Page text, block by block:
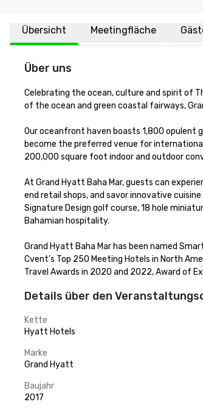
Übersicht Meetingfläche
Über uns
Celebrating the ocean, culture and spirit of
of the ocean and green coastal fairways,
Our oceanfront haven boasts 1,800 opulent
become the preferred venue for
200,000 square foot indoor and outdoor
At Grand Hyatt Baha Mar, guests can
end retail shops, and savor innovative
Signature Design golf course, 18 hole
Bahamian hospitality.
Grand Hyatt Baha Mar has been named
Cvent’s Top 250 Meeting Hotels in North
Travel Awards in 2020 and 2022, Award of
Details über den
Kette
Hyatt Hotels
Marke
Grand Hyatt
Baujahr
2017